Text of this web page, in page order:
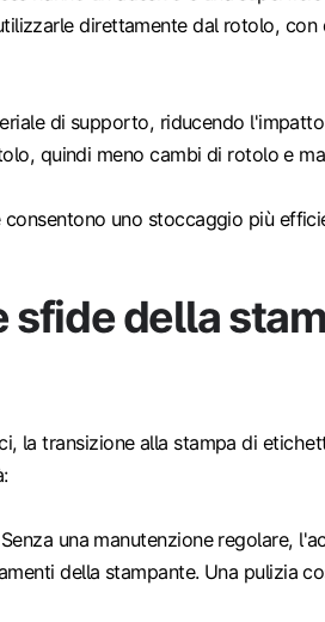
direttamente dal rotolo, con
di supporto, riducendo
quindi meno cambi di rotolo e
uno stoccaggio più
sfide della
la transizione alla stampa di
Senza una manutenzione regolare,
della stampante. Una pulizia